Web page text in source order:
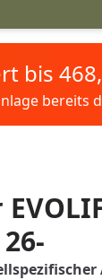
bis
bereits